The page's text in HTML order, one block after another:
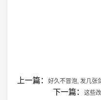
上一篇： 好久不冒泡, 发几张
下一篇： 这些